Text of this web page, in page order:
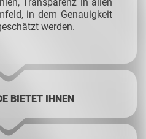
in dem Genauigkeit
werden.
BIETET IHNEN